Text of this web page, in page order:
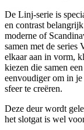
De Linj-serie is
en contrast
moderne of
samen met de series
elkaar aan in vorm,
kiezen die samen
eenvoudiger om in
sfeer te creëren.
Deze deur wordt
het slotgat is wel